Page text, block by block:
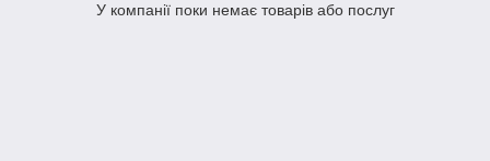
У компанії поки немає товарів або послуг